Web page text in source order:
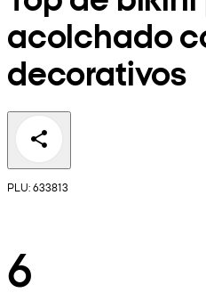
acolchado
decorativos
PLU: 633813
6